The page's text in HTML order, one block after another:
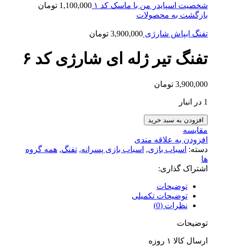
شخصیت اسپایدر من با ماسک کد ۱ 1,100,000 تومان
بازگشت به محصولات
تفنگ ابپاش شارژی 3,900,000 تومان
تفنگ تیر ژله ای شارژی کد ۶
3,900,000 تومان
1 در انبار
افزودن به سبد خرید
مقایسه
افزودن به علاقه مندی
دسته: اسباب بازی, اسباب بازی پسرانه, تفنگ, همه گروه
ها
اشتراک گذاری:
توضیحات
توضیحات تکمیلی
نظرات (0)
توضیحات
ارسال کالا ۱ روزه